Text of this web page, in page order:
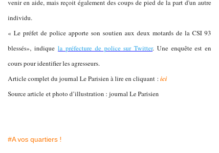
venir en aide, mais reçoit également des coups de pied de la part d'un autre
individu.
« Le préfet de police apporte son soutien aux deux motards de la CSI 93
blessés», indiquela préfecture de police sur Twitter. Une enquête est en
cours pour identifier les agresseurs.
Article complet du journal Le Parisien à lire en cliquant : ici
Source article et photo d’illustration : journal Le Parisien
#A vos quartiers !